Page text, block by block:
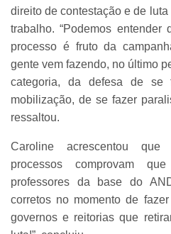
direito de contestação e de
trabalho. “Podemos entender
processo é fruto da
gente vem fazendo, no último
categoria, da defesa de se
mobilização, de se fazer
ressaltou.
Caroline acrescentou que
processos comprovam
professores da base do
corretos no momento de
governos e reitorias que